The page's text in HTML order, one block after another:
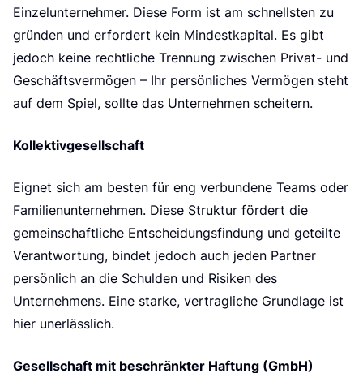
Einzelunternehmer. Diese Form ist am schnellsten zu
gründen und erfordert kein Mindestkapital. Es gibt
jedoch keine rechtliche Trennung zwischen Privat- und
Geschäftsvermögen – Ihr persönliches Vermögen steht
auf dem Spiel, sollte das Unternehmen scheitern.
Kollektivgesellschaft
Eignet sich am besten für eng verbundene Teams oder
Familienunternehmen. Diese Struktur fördert die
gemeinschaftliche Entscheidungsfindung und geteilte
Verantwortung, bindet jedoch auch jeden Partner
persönlich an die Schulden und Risiken des
Unternehmens. Eine starke, vertragliche Grundlage ist
hier unerlässlich.
Gesellschaft mit beschränkter Haftung (GmbH)